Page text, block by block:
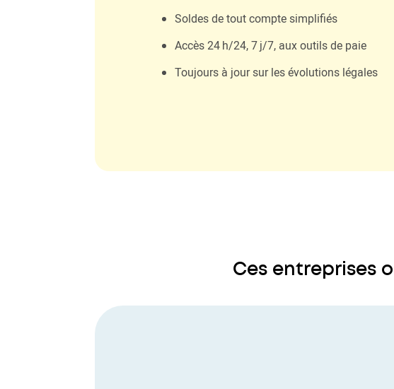
Soldes de tout compte simplifiés
Accès 24 h/24, 7 j/7, aux outils de paie
Toujours à jour sur les évolutions légales
Ces entreprises